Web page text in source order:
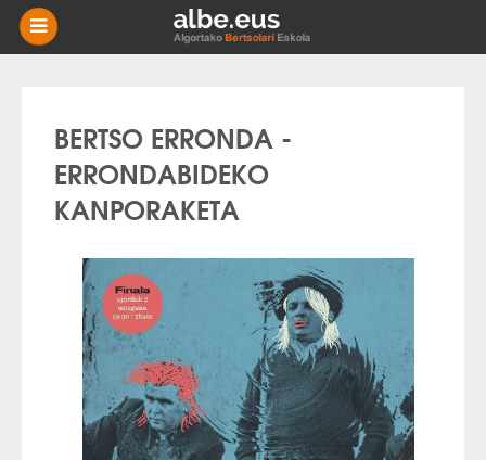
NIKAK
BERTSOTEGIA
BERTSO ERRONDA -
ERRONDABIDEKO
KANPORAKETA